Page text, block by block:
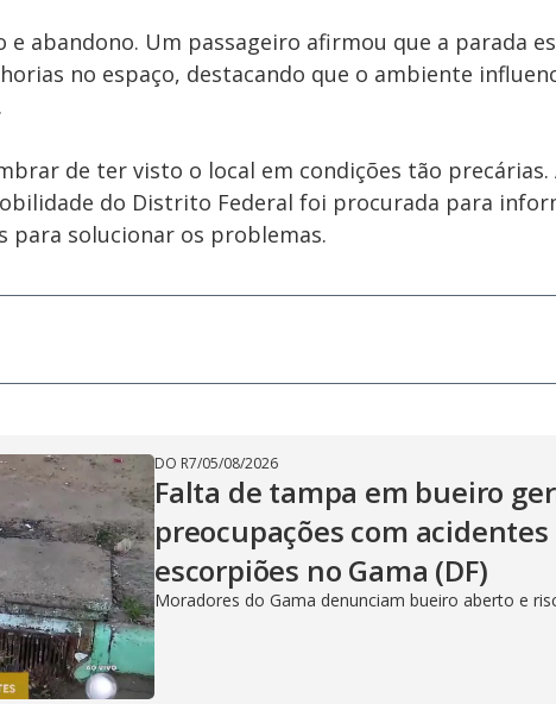
abandono. Um passageiro afirmou que a parada
no espaço, destacando que o ambiente
de ter visto o local em condições tão precárias.
do Distrito Federal foi procurada para
para solucionar os problemas.
DO R7/05/08/2026
Falta de tampa em bueiro
preocupações com acidentes
escorpiões no Gama (DF)
Moradores do Gama denunciam bueiro aberto e